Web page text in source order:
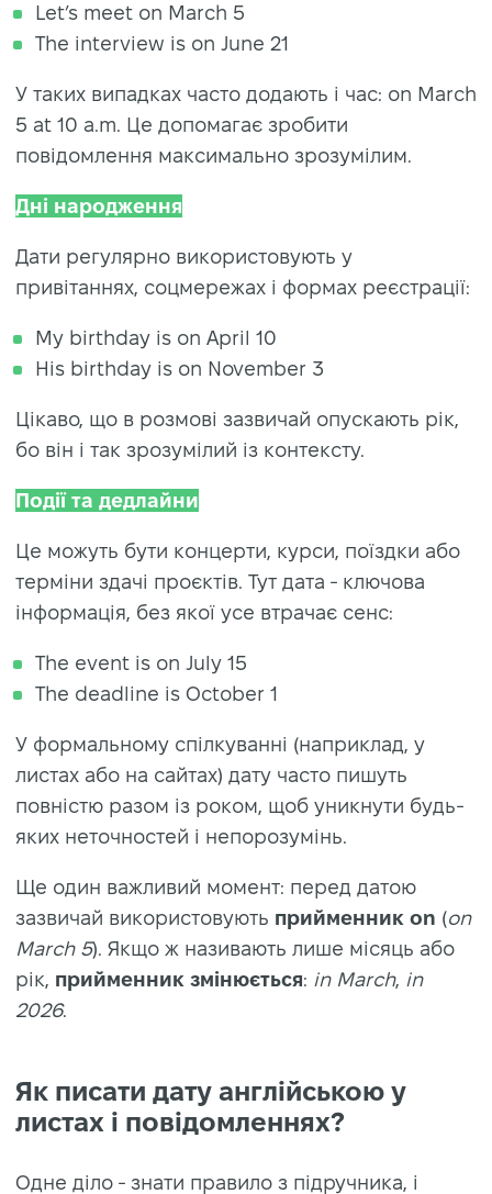
Let’s meet on March 5
The interview is on June 21
У таких випадках часто додають і час: on March
5 at 10 a.m. Це допомагає зробити
повідомлення максимально зрозумілим.
Дні народження
Дати регулярно використовують у
привітаннях, соцмережах і формах реєстрації:
My birthday is on April 10
His birthday is on November 3
Цікаво, що в розмові зазвичай опускають рік,
бо він і так зрозумілий із контексту.
Події та дедлайни
Це можуть бути концерти, курси, поїздки або
терміни здачі проєктів. Тут дата - ключова
інформація, без якої усе втрачає сенс:
The event is on July 15
The deadline is October 1
У формальному спілкуванні (наприклад, у
листах або на сайтах) дату часто пишуть
повністю разом із роком, щоб уникнути будь-
яких неточностей і непорозумінь.
Ще один важливий момент: перед датою
зазвичай використовують прийменник on (on
March 5). Якщо ж називають лише місяць або
рік, прийменник змінюється: in March, in
2026.
Як писати дату англійською у
листах і повідомленнях?
Одне діло - знати правило з підручника, і